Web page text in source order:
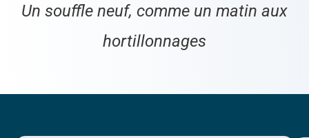
Un souffle neuf, comme un matin aux
hortillonnages